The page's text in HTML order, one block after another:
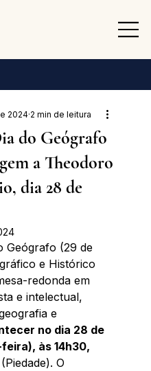
do Geógrafo
a Theodoro
dia 28 de
2024 2 min de leitura
Geógrafo (29 de
e Histórico
redonda em
e intelectual,
e
no dia 28 de
às 14h30,
O